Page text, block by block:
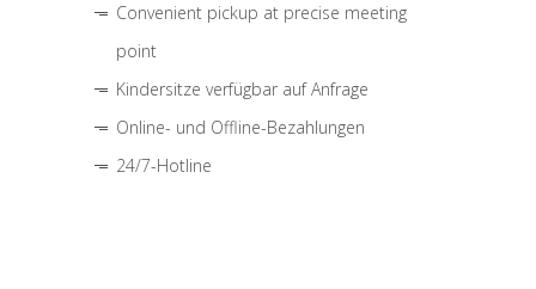
Convenient pickup at precise meeting
point
Kindersitze verfügbar auf Anfrage
Online- und Offline-Bezahlungen
24/7-Hotline